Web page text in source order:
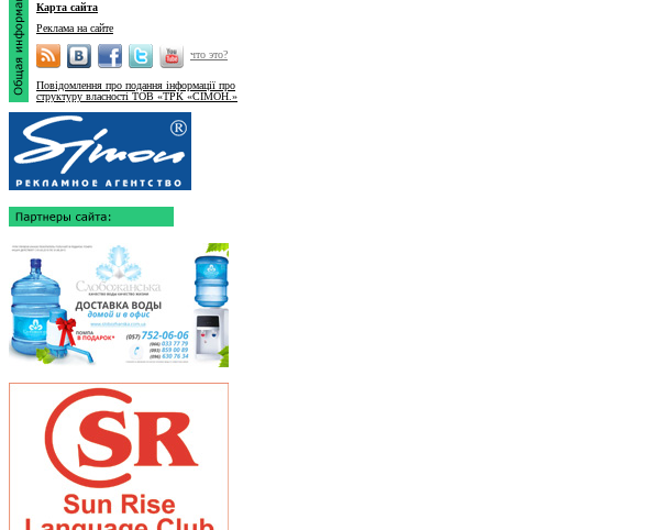
Карта сайта
Реклама на сайте
что это?
Повідомлення про подання інформації про
структуру власності ТОВ «ТРК «СІМОН.»